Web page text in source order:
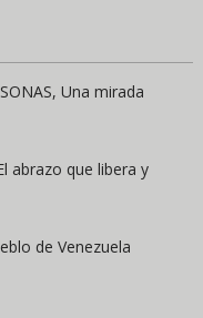
Una mirada
abrazo que libera y
de Venezuela